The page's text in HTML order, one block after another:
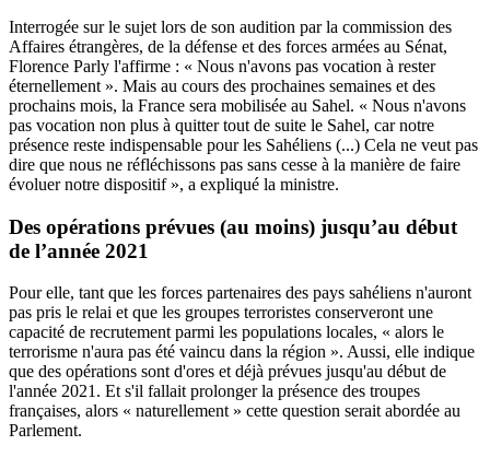
Interrogée sur le sujet lors de son audition par la commission des
Affaires étrangères, de la défense et des forces armées au Sénat,
Florence Parly l'affirme : « Nous n'avons pas vocation à rester
éternellement ». Mais au cours des prochaines semaines et des
prochains mois, la France sera mobilisée au Sahel. « Nous n'avons
pas vocation non plus à quitter tout de suite le Sahel, car notre
présence reste indispensable pour les Sahéliens (...) Cela ne veut pas
dire que nous ne réfléchissons pas sans cesse à la manière de faire
évoluer notre dispositif », a expliqué la ministre.
Des opérations prévues (au moins) jusqu’au début
de l’année 2021
Pour elle, tant que les forces partenaires des pays sahéliens n'auront
pas pris le relai et que les groupes terroristes conserveront une
capacité de recrutement parmi les populations locales, « alors le
terrorisme n'aura pas été vaincu dans la région ». Aussi, elle indique
que des opérations sont d'ores et déjà prévues jusqu'au début de
l'année 2021. Et s'il fallait prolonger la présence des troupes
françaises, alors « naturellement » cette question serait abordée au
Parlement.